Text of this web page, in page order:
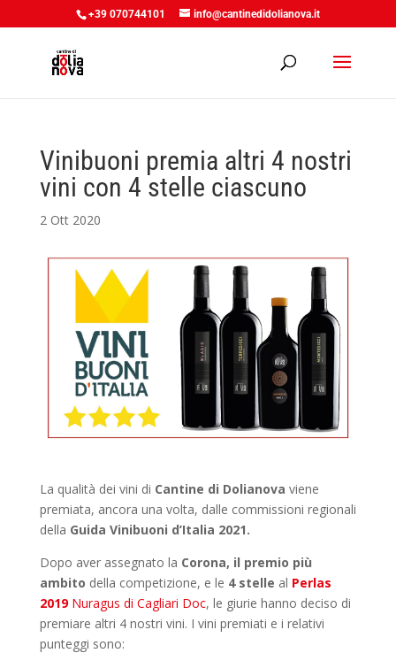
+39 070744101 info@cantinedidolianova.it
Vinibuoni premia altri 4 nostri
vini con 4 stelle ciascuno
2 Ott 2020
La qualità dei vini di Cantine di Dolianova viene
premiata, ancora una volta, dalle commissioni regionali
della Guida Vinibuoni d’Italia 2021.
Dopo aver assegnato la Corona, il premio più
ambito della competizione, e le 4 stelle al Perlas
2019Nuragus di Cagliari Doc, le giurie hanno deciso di
premiare altri 4 nostri vini. I vini premiati e i relativi
punteggi sono: